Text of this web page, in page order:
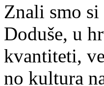
Znali smo
Doduše, u
kvantiteti,
no kultura